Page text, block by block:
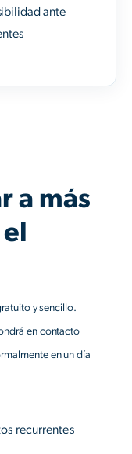
ante
a más
y sencillo.
en contacto
en un día
recurrentes